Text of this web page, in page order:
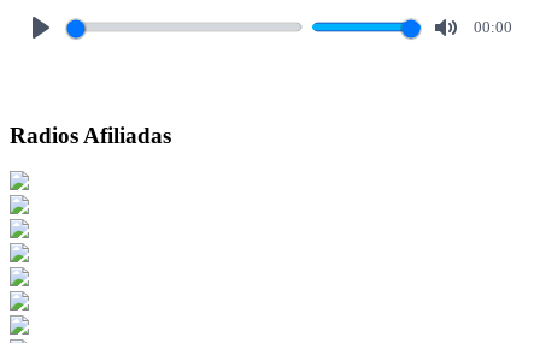
00:00
Radios Afiliadas